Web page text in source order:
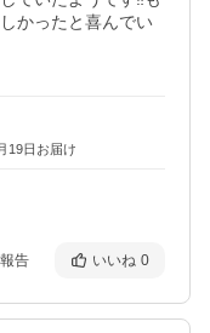
かったと喜んでい
19日お届け
告 いいね 0